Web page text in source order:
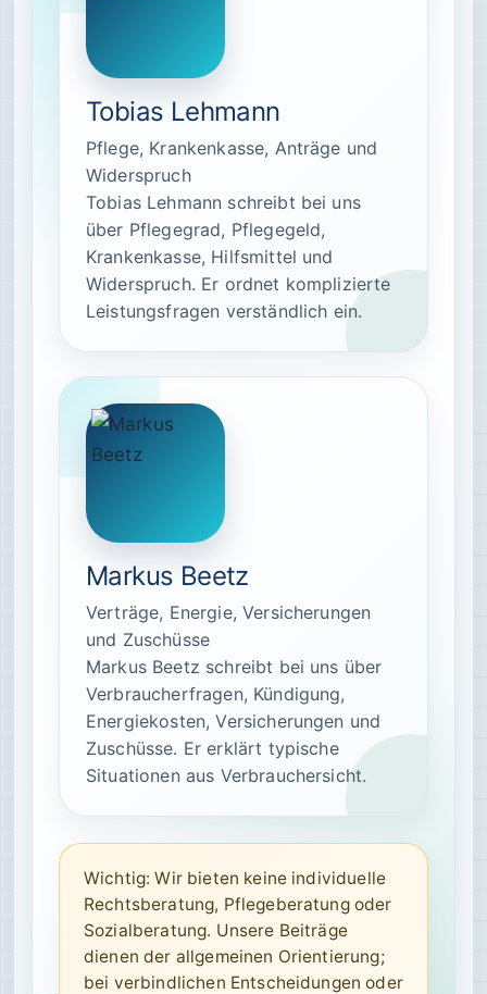
Tobias Lehmann
Pflege, Krankenkasse, Anträge und
Widerspruch
Tobias Lehmann schreibt bei uns
über Pflegegrad, Pflegegeld,
Krankenkasse, Hilfsmittel und
Widerspruch. Er ordnet komplizierte
Leistungsfragen verständlich ein.
Markus Beetz
Verträge, Energie, Versicherungen
und Zuschüsse
Markus Beetz schreibt bei uns über
Verbraucherfragen, Kündigung,
Energiekosten, Versicherungen und
Zuschüsse. Er erklärt typische
Situationen aus Verbrauchersicht.
Wichtig: Wir bieten keine individuelle
Rechtsberatung, Pflegeberatung oder
Sozialberatung. Unsere Beiträge
dienen der allgemeinen Orientierung;
bei verbindlichen Entscheidungen oder